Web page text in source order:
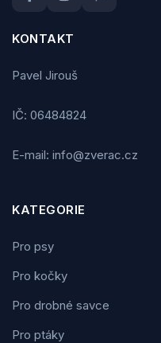
KONTAKT
Pavel Jirouš
IČ: 06484824
E-mail: info@zverac.cz
KATEGORIE
Pro psy
Pro kočky
Pro drobné savce
Pro ptáky